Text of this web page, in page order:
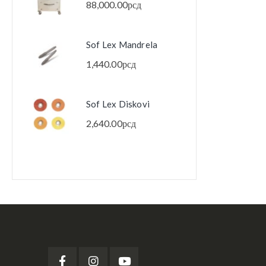
88,000.00рсд
Sof Lex Mandrela
1,440.00рсд
Sof Lex Diskovi
2,640.00рсд